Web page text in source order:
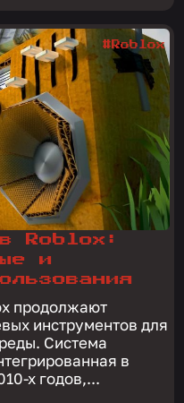
Roblox:
и
продолжают
инструментов для
Система
в
х годов,...
#Roblox